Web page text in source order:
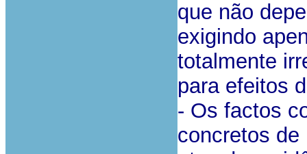
que não
exigindo
totalmente
para efeitos
- Os factos
concretos de